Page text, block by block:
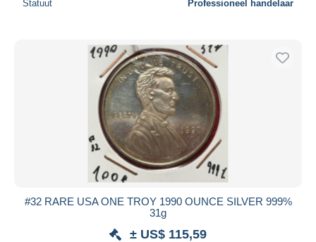
Statuut Professioneel handelaar
#32 RARE USA ONE TROY 1990 OUNCE SILVER 999%
31g
± US$ 115,59